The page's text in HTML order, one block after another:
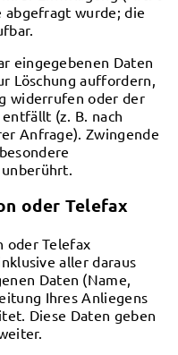
abgefragt wurde; die
eingegebenen Daten
Löschung auffordern,
widerrufen oder der
(z. B. nach
Anfrage). Zwingende
oder Telefax
oder Telefax
aller daraus
Daten (Name,
Ihres Anliegens
Diese Daten geben